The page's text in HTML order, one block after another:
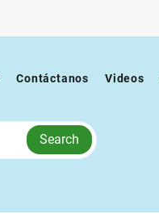
Contáctanos Videos
Search